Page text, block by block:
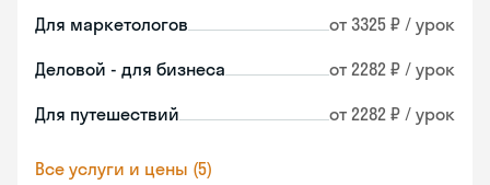
Для маркетологов от 3325 ₽ / урок
Деловой - для бизнеса от 2282 ₽ / урок
Для путешествий от 2282 ₽ / урок
Все услуги и цены (5)